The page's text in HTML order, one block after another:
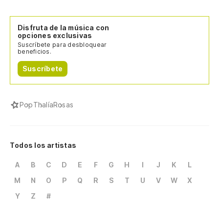
Disfruta de la música con
opciones exclusivas
Suscríbete para desbloquear
beneficios.
Suscríbete
PopThalíaRosas
Todos los artistas
A B C D E F G H I J K
L
M
N O P Q R S T U V W
X
Y
Z #